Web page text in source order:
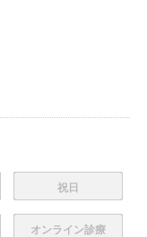
祝日
オンライン診療